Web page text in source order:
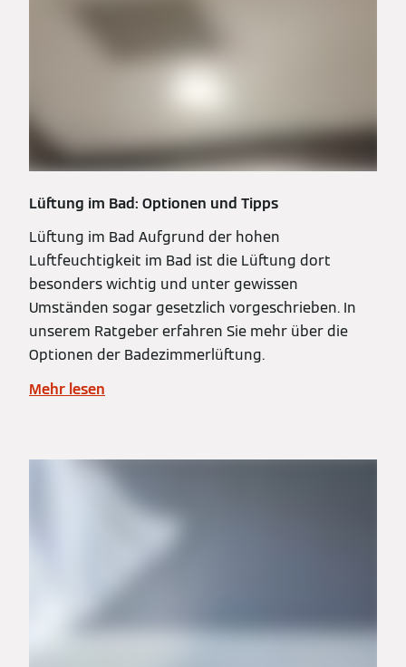
Lüftung im Bad: Optionen und Tipps
Lüftung im Bad Aufgrund der hohen
Luftfeuchtigkeit im Bad ist die Lüftung dort
besonders wichtig und unter gewissen
Umständen sogar gesetzlich vorgeschrieben. In
unserem Ratgeber erfahren Sie mehr über die
Optionen der Badezimmerlüftung.
Mehr lesen